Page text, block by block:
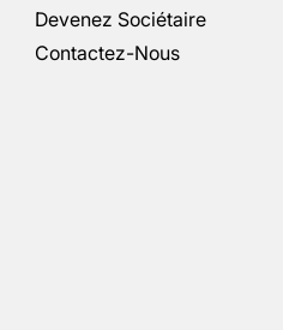
Devenez Sociétaire
Contactez-Nous